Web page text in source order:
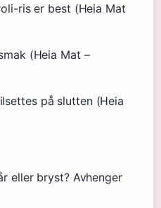
ris er best (Heia Mat
(Heia Mat –
på slutten (Heia
eller bryst? Avhenger